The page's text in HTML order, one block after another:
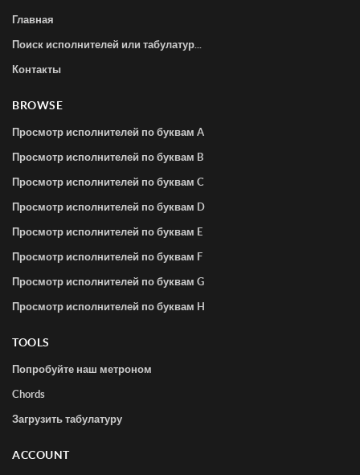
Главная
Поиск исполнителей или табулатур...
Контакты
BROWSE
Просмотр исполнителей по буквам A
Просмотр исполнителей по буквам B
Просмотр исполнителей по буквам C
Просмотр исполнителей по буквам D
Просмотр исполнителей по буквам E
Просмотр исполнителей по буквам F
Просмотр исполнителей по буквам G
Просмотр исполнителей по буквам H
TOOLS
Попробуйте наш метроном
Chords
Загрузить табулатуру
ACCOUNT